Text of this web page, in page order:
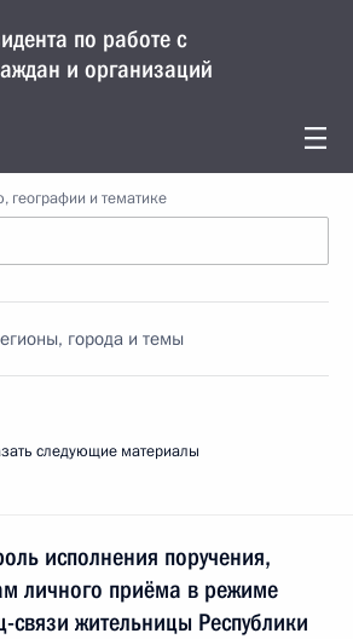
по работе с
и организаций
географии и тематике
города и темы
следующие материалы
исполнения поручения,
личного приёма в режиме
связи жительницы Республики